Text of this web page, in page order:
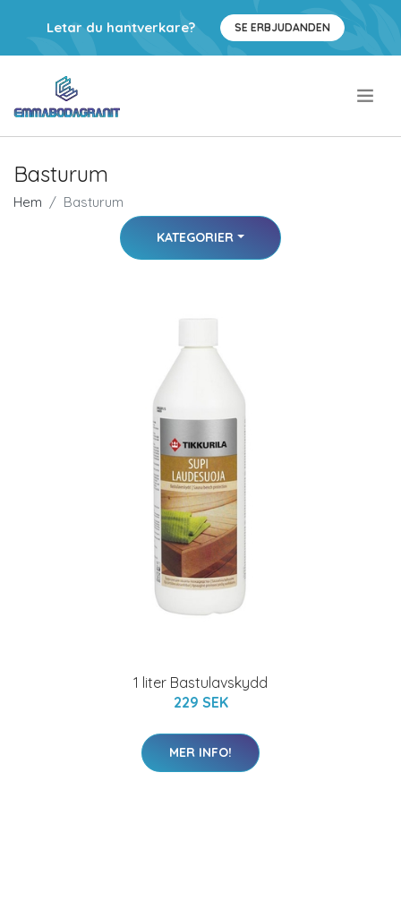
Letar du hantverkare? SE ERBJUDANDEN
Basturum
Hem Basturum
KATEGORIER
1 liter Bastulavskydd
229 SEK
MER INFO!